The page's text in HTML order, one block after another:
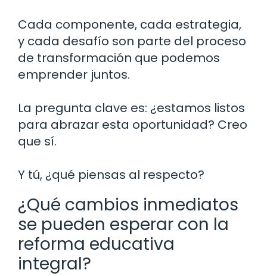
Cada componente, cada estrategia,
y cada desafío son parte del proceso
de transformación que podemos
emprender juntos.
La pregunta clave es: ¿estamos listos
para abrazar esta oportunidad? Creo
que sí.
Y tú, ¿qué piensas al respecto?
¿Qué cambios inmediatos
se pueden esperar con la
reforma educativa
integral?